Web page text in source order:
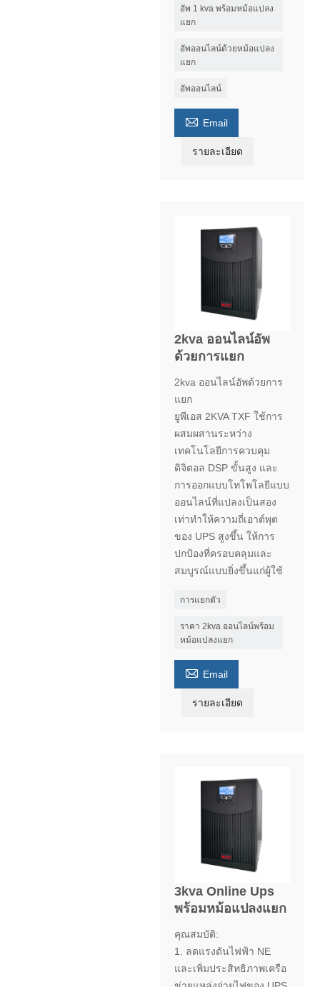
อัพ 1 kva พร้อมหม้อแปลง
แยก
อัพออนไลน์ด้วยหม้อแปลง
แยก
อัพออนไลน์
 Email
รายละเอียด
2kva ออนไลน์อัพ
ด้วยการแยก
2kva ออนไลน์อัพด้วยการ
แยก
ยูพีเอส 2KVA TXF ใช้การ
ผสมผสานระหว่าง
เทคโนโลยีการควบคุม
ดิจิตอล DSP ขั้นสูง และ
การออกแบบโทโพโลยีแบบ
ออนไลน์ที่แปลงเป็นสอง
เท่าทำให้ความถี่เอาต์พุต
ของ UPS สูงขึ้น ให้การ
ปกป้องที่ครอบคลุมและ
สมบูรณ์แบบยิ่งขึ้นแก่ผู้ใช้
การแยกตัว
ราคา 2kva ออนไลน์พร้อม
หม้อแปลงแยก
 Email
รายละเอียด
3kva Online Ups
พร้อมหม้อแปลงแยก
คุณสมบัติ:
1. ลดแรงดันไฟฟ้า NE
และเพิ่มประสิทธิภาพเครือ